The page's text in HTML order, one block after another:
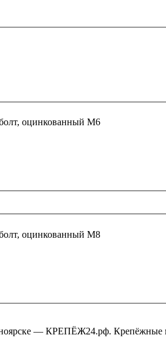
оцинкованный М6
оцинкованный М8
— КРЕПЁЖ24.рф. Крепёжные